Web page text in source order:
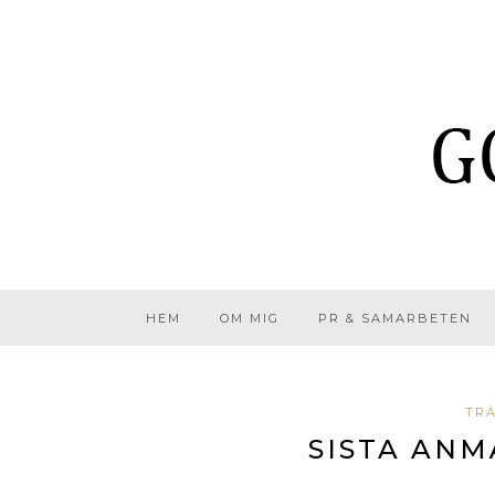
HEM OM MIG PR & SAMARBETEN
SISTA